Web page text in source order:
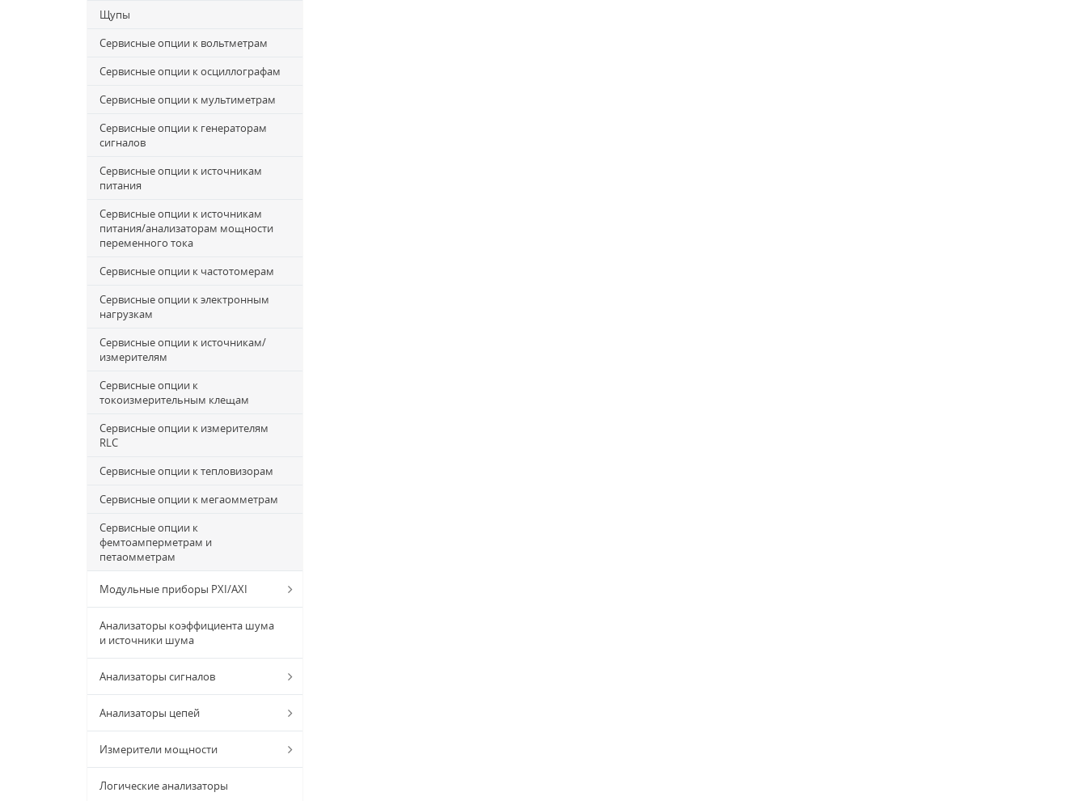
Щупы
Сервисные опции к вольтметрам
Сервисные опции к осциллографам
Сервисные опции к мультиметрам
Сервисные опции к генераторам
сигналов
Сервисные опции к источникам
питания
Сервисные опции к источникам
питания/анализаторам мощности
переменного тока
Сервисные опции к частотомерам
Сервисные опции к электронным
нагрузкам
Сервисные опции к источникам/
измерителям
Сервисные опции к
токоизмерительным клещам
Сервисные опции к измерителям
RLC
Сервисные опции к тепловизорам
Сервисные опции к мегаомметрам
Сервисные опции к
фемтоамперметрам и
петаомметрам
Модульные приборы PXI/AXI
Анализаторы коэффициента шума
и источники шума
Анализаторы сигналов
Анализаторы цепей
Измерители мощности
Логические анализаторы